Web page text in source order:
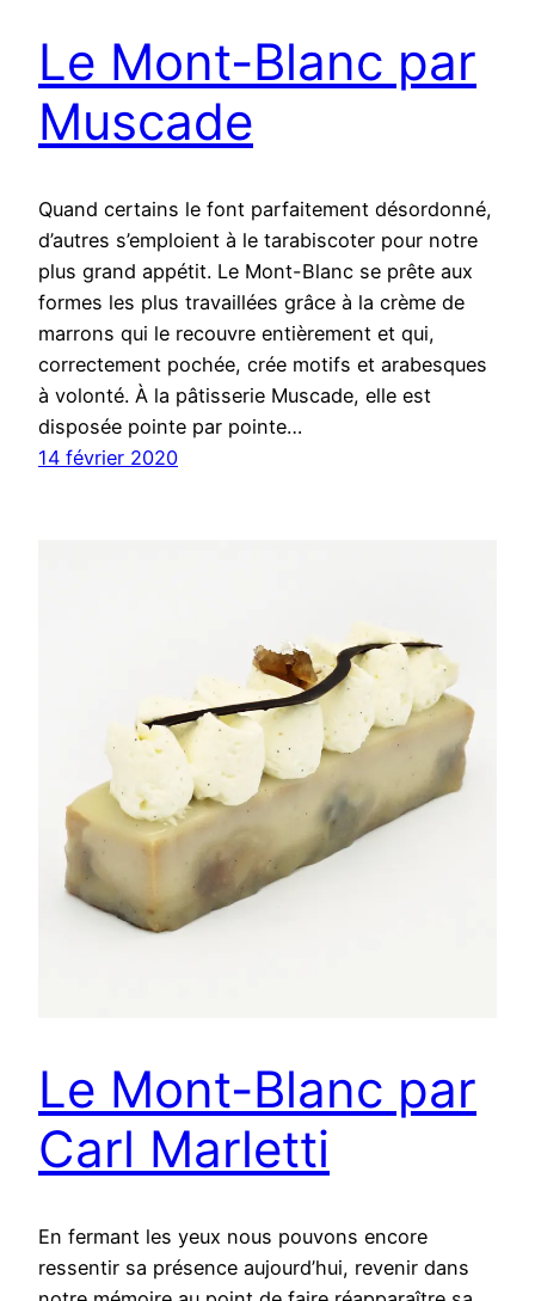
Le Mont-Blanc par
Muscade
Quand certains le font parfaitement désordonné,
d’autres s’emploient à le tarabiscoter pour notre
plus grand appétit. Le Mont-Blanc se prête aux
formes les plus travaillées grâce à la crème de
marrons qui le recouvre entièrement et qui,
correctement pochée, crée motifs et arabesques
à volonté. À la pâtisserie Muscade, elle est
disposée pointe par pointe…
14 février 2020
Le Mont-Blanc par
Carl Marletti
En fermant les yeux nous pouvons encore
ressentir sa présence aujourd’hui, revenir dans